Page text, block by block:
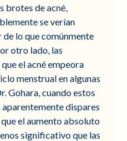
brotes de acné,
se verían
lo que comúnmente
otro lado, las
el acné empeora
menstrual en algunas
Gohara, cuando estos
dispares
el aumento absoluto
significativo que las